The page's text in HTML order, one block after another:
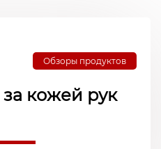
Обзоры продуктов
кожей рук